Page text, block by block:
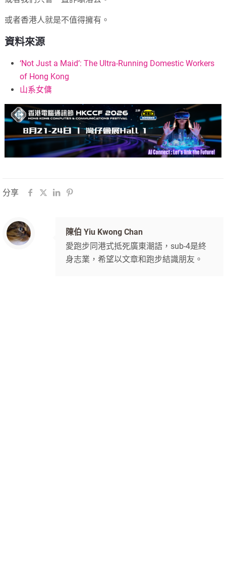
或者香港人就是不值得擁有。
資料來源
‘Not Just a Maid’: The Ultra-Running Domestic Workers
of Hong Kong
山系女傭
分享
陳伯 Yiu Kwong Chan
愛跑步同港式抵死廣東潮語，sub-4是終
身志業，希望以文章和跑步結識朋友。